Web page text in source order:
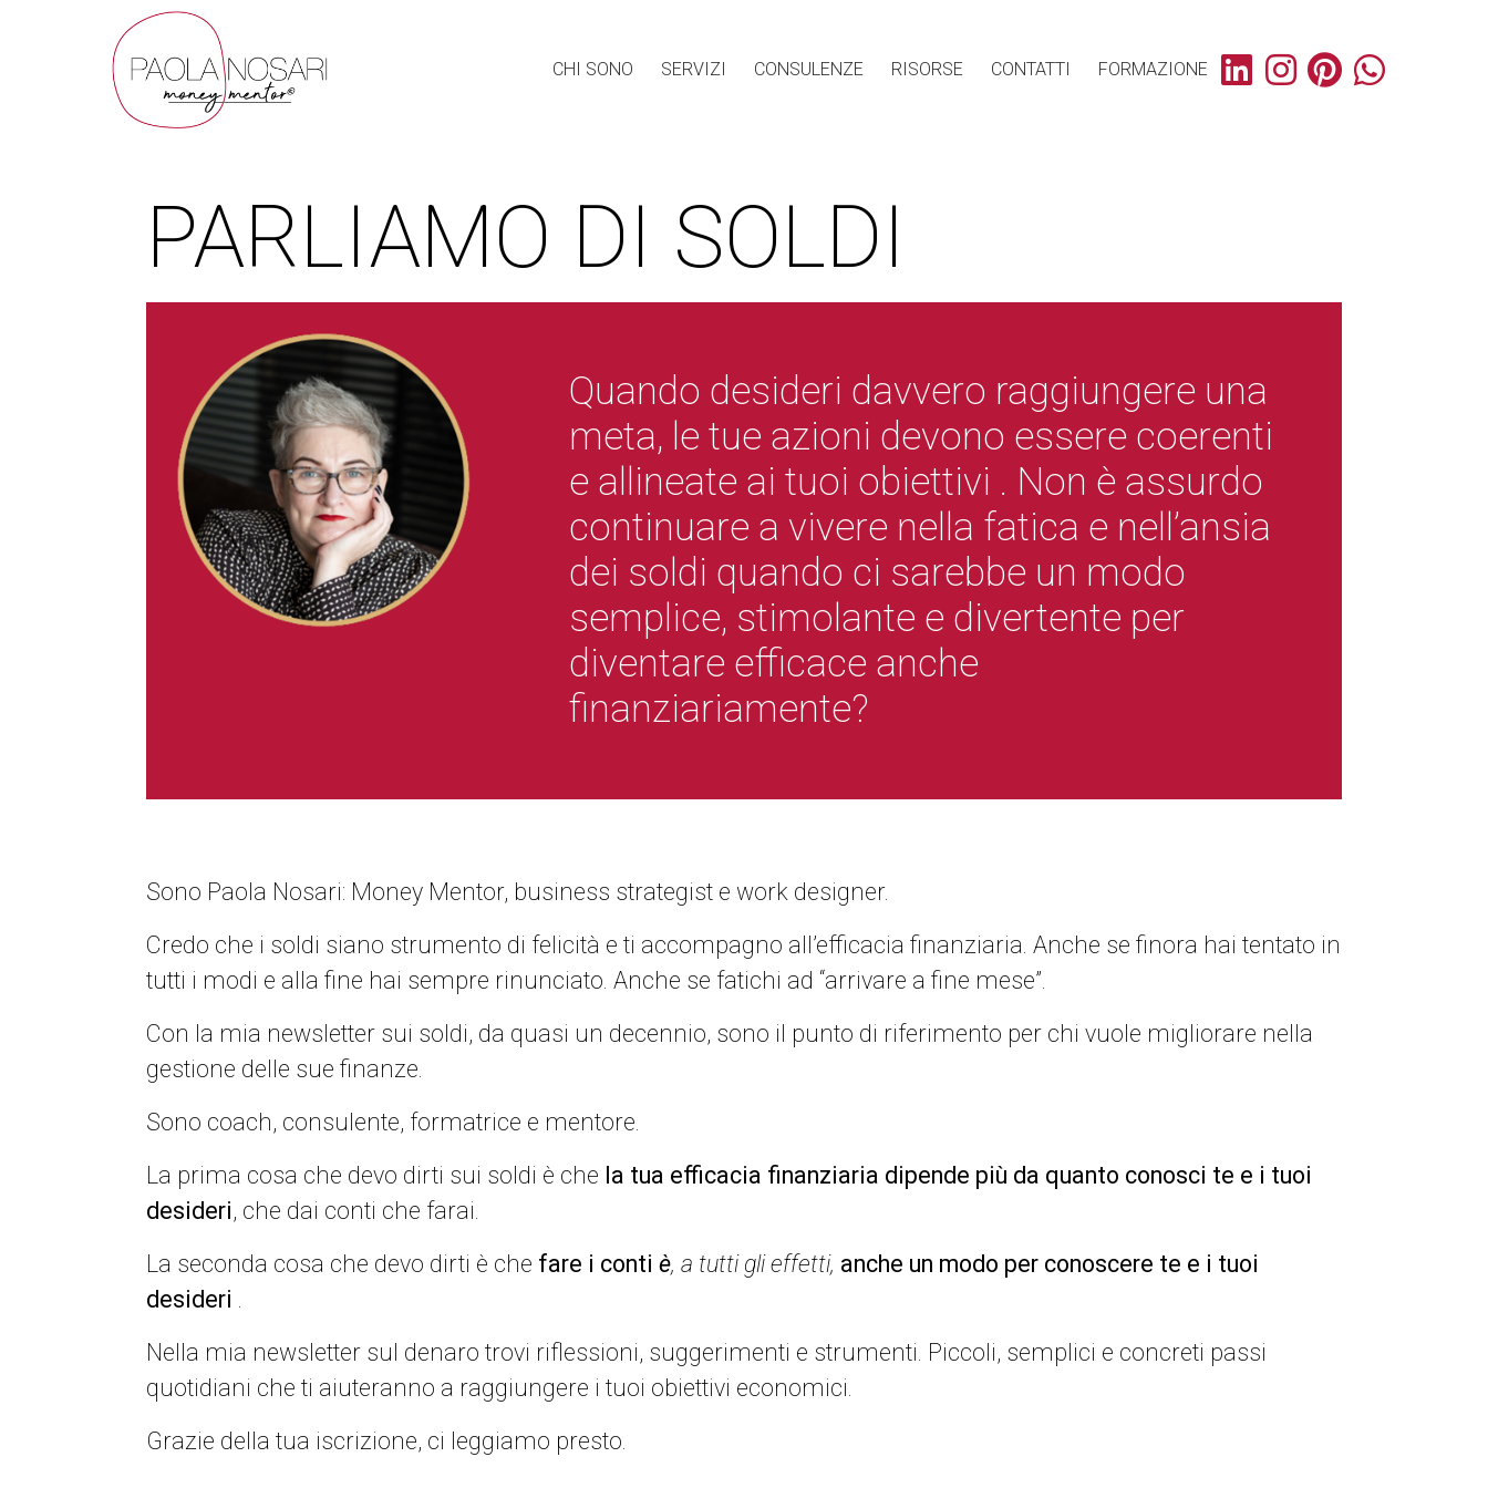
CHI SONO SERVIZI CONSULENZE RISORSE CONTATTI FORMAZIONE
PARLIAMO DI SOLDI
Quando desideri davvero raggiungere una
meta, le tue azioni devono essere coerenti
e allineate ai tuoi obiettivi . Non è assurdo
continuare a vivere nella fatica e nell’ansia
dei soldi quando ci sarebbe un modo
semplice, stimolante e divertente per
diventare efficace anche
finanziariamente?
Sono Paola Nosari: Money Mentor, business strategist e work designer.
Credo che i soldi siano strumento di felicità e ti accompagno all’efficacia finanziaria. Anche se finora hai tentato in
tutti i modi e alla fine hai sempre rinunciato. Anche se fatichi ad “arrivare a fine mese”.
Con la mia newsletter sui soldi, da quasi un decennio, sono il punto di riferimento per chi vuole migliorare nella
gestione delle sue finanze.
Sono coach, consulente, formatrice e mentore.
La prima cosa che devo dirti sui soldi è che la tua efficacia finanziaria dipende più da quanto conosci te e i tuoi
desideri, che dai conti che farai.
La seconda cosa che devo dirti è che fare i conti è, a tutti gli effetti, anche un modo per conoscere te e i tuoi
desideri .
Nella mia newsletter sul denaro trovi riflessioni, suggerimenti e strumenti. Piccoli, semplici e concreti passi
quotidiani che ti aiuteranno a raggiungere i tuoi obiettivi economici.
Grazie della tua iscrizione, ci leggiamo presto.